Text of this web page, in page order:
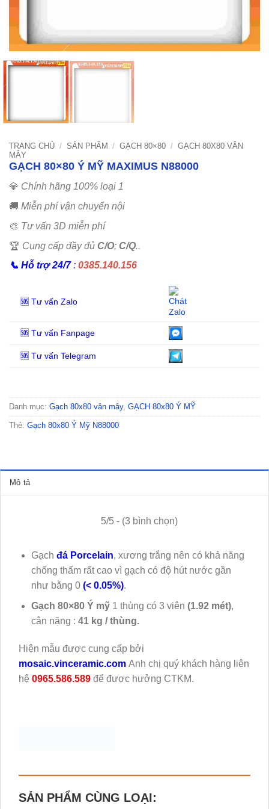
TRANG CHỦ / SẢN PHẨM / GẠCH 80×80 / GẠCH 80X80 VÂN
MÂY
GẠCH 80×80 Ý MỸ MAXIMUS N88000
💎 Chính hãng 100% loại 1
🚚 Miễn phí vận chuyển nội
🎨 Tư vấn 3D miễn phí
🏆 Cung cấp đầy đủ C/O; C/Q..
📞 Hỗ trợ 24/7: 0385.140.156
🆘 Tư vấn Zalo
🆘 Tư vấn Fanpage
🆘 Tư vấn Telegram
Danh mục: Gạch 80x80 vân mây, GẠCH 80x80 Ý MỸ
Thẻ: Gạch 80x80 Ý Mỹ N88000
Mô tả
5/5 - (3 bình chọn)
Gạch đá Porcelain, xương trắng nên có khả năng
chống thấm rất cao vì gạch có độ hút nước gần
như bằng 0(< 0.05%).
Gạch 80×80 Ý mỹ1 thùng có 3 viên (1.92 mét),
cân nặng : 41 kg / thùng.
Hiện mẫu được cung cấp bởi
mosaic.vinceramic.com Anh chị quý khách hàng liên
hệ 0965.586.589 để được hưởng CTKM.
SẢN PHẨM CÙNG LOẠI: